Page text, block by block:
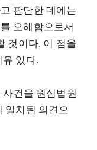
판단한 데에는
오해함으로서
것이다. 이 점을
있다.
건을 원심법원
일치된 의견으